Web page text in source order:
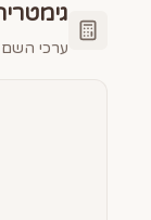
ערכי